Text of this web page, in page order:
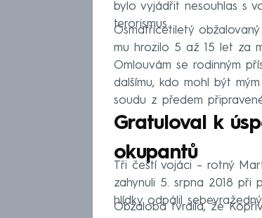
bylo vyjádřit nesouhlas s
terorismus.
Osmatřicetiletý
mu hrozilo 5 až 15 let za
Omlouvám se rodinným
dalšímu, kdo mohl být
soudu z předem
Gratuloval k
okupantů
Tři čeští vojáci – rotný
zahynuli 5. srpna 2018 při
hlídky odpálil
Obžaloba tvrdila, že